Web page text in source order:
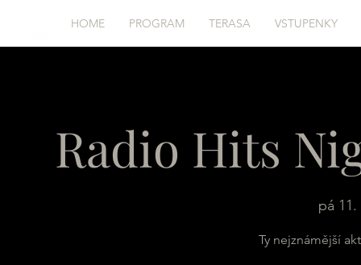
HOME PROGRAM TERASA VSTUPENKY
Radio Hits
pá 11.
Ty nejznámější